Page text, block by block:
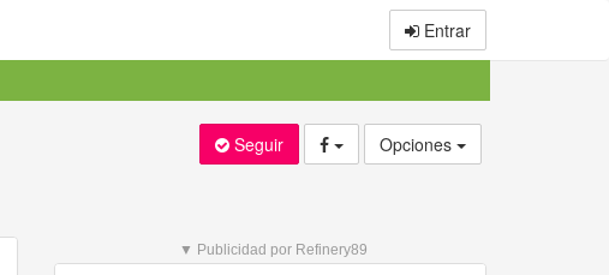
Entrar
Seguir Opciones
▼ Publicidad por Refinery89